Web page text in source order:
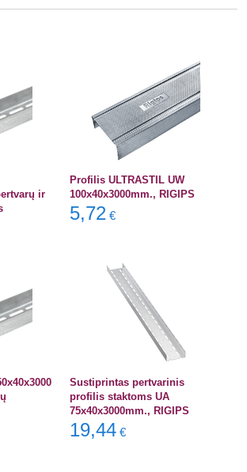
ir
Profilis ULTRASTIL UW
100x40x3000mm., RIGIPS
5,72 €
Sustiprintas pertvarinis
profilis staktoms UA
75x40x3000mm., RIGIPS
19,44 €